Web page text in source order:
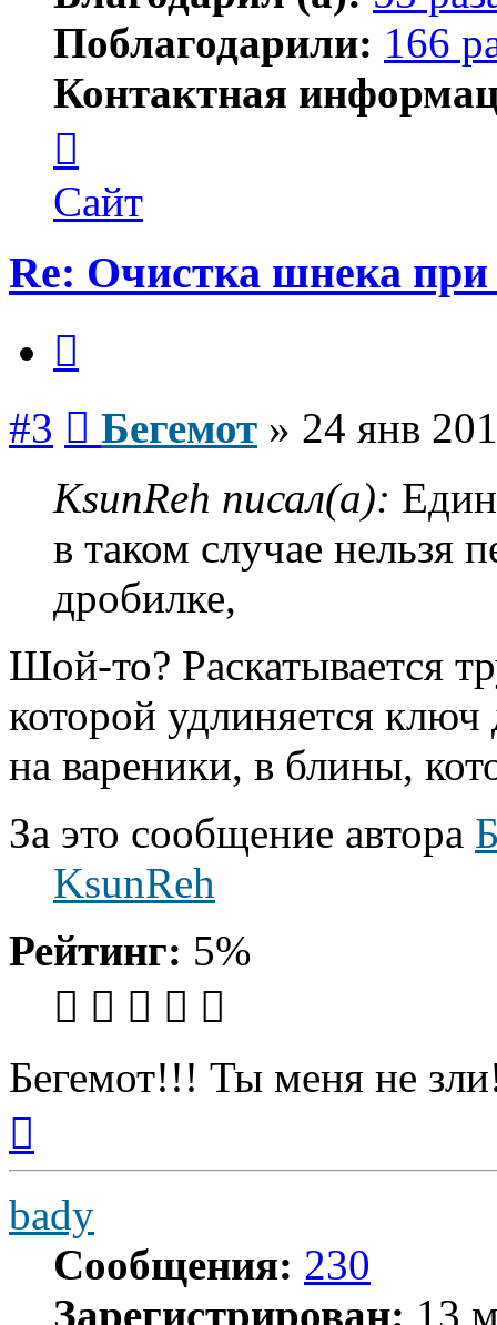
Поблагодарили: 166
Контактная
пользователя
Бегемот
Сайт
Re: Очистка шнека при
#3 Бегемот » 24 янв
KsunReh писал(а):
в таком случае нельзя
дробилке,
Шой-то? Раскатывается
которой удлиняется ключ
на вареники, в блины,
За это сообщение автора
KsunReh
Рейтинг: 5%
Бегемот!!! Ты меня не
началу
bady
Сообщения: 230
Зарегистрирован: 13